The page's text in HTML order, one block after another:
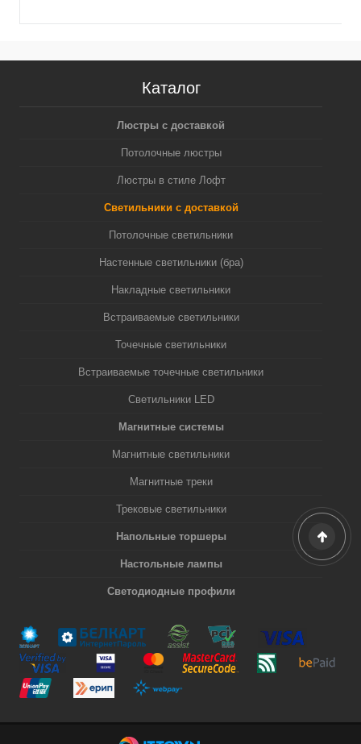
Каталог
Люстры с доставкой
Потолочные люстры
Люстры в стиле Лофт
Светильники с доставкой
Потолочные светильники
Настенные светильники (бра)
Накладные светильники
Встраиваемые светильники
Точечные светильники
Встраиваемые точечные светильники
Светильники LED
Магнитные системы
Магнитные светильники
Магнитные треки
Трековые светильники
Напольные торшеры
Настольные лампы
Светодиодные профили